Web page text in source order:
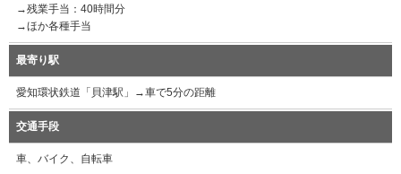
→残業手当：40時間分
→ほか各種手当
最寄り駅
愛知環状鉄道「貝津駅」→車で5分の距離
交通手段
車、バイク、自転車